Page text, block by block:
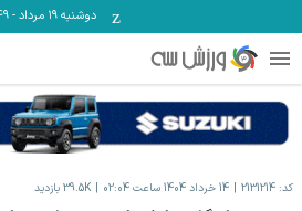
دوشنبه ۱۹ مرداد -
کد: 2131214 14 خرداد 1404 ساعت 02:04 39.5K بازدید